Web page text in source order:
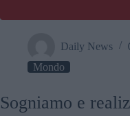
Daily News
Mondo
Sogniamo e